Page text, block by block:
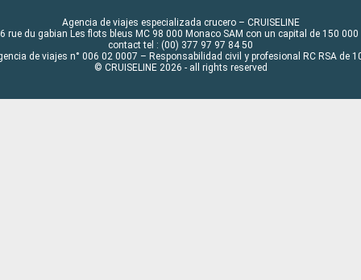
Agencia de viajes especializada crucero – CRUISELINE
rue du gabian Les flots bleus MC 98 000 Monaco SAM con un capital de 150 000
contact tel : (00) 377 97 97 84 50
de viajes n° 006 02 0007 – Responsabilidad civil y profesional RC RSA de
© CRUISELINE 2026 - all rights reserved